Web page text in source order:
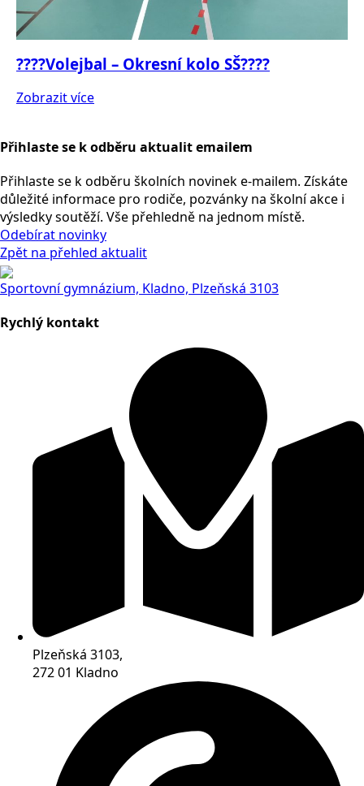
????Volejbal – Okresní kolo SŠ????
Zobrazit více
Přihlaste se k odběru aktualit emailem
Přihlaste se k odběru školních novinek e-mailem. Získáte
důležité informace pro rodiče, pozvánky na školní akce i
výsledky soutěží. Vše přehledně na jednom místě.
Odebírat novinky
Zpět na přehled aktualit
Sportovní gymnázium, Kladno, Plzeňská 3103
Rychlý kontakt
Plzeňská 3103,
272 01 Kladno